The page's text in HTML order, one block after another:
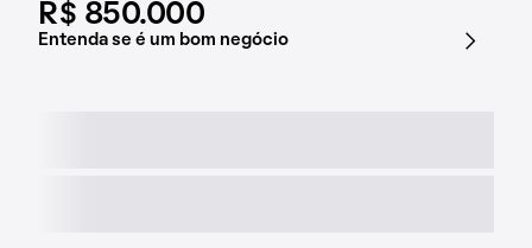
R$ 850.000
Entenda se é um bom negócio